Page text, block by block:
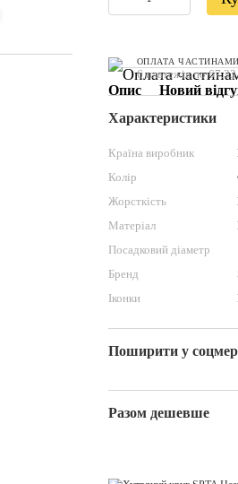
ОПЛАТА ЧАСТИНАМИ
6 платежів по 67.33
Опис
Новий
Характеристики
Країна виробник
Колір
Жорсткість
Матеріал
Посадковий діаметр
Бренд
Іконки
Поширити у
Разом дешевше